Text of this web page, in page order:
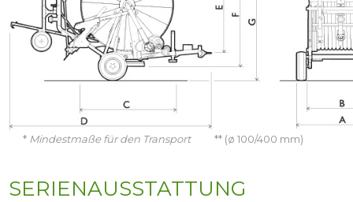
* Mindestmaße für den Transport** (ø 100/400 mm)
SERIENAUSSTATTUNG